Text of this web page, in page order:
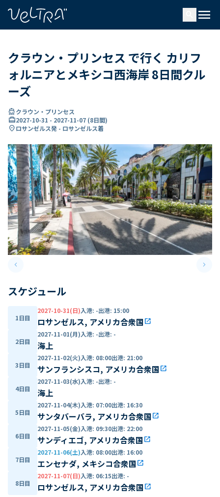
menu
クラウン・プリンセス で行く カリフ
ォルニアとメキシコ西海岸 8日間クル
ーズ
directions_boatクラウン・プリンセス
card_travel2027-10-31 - 2027-11-07 (8日間)
location_onロサンゼルス発 - ロサンゼルス着
keyboard_arrow_leftPrevious slide keyboard_arrow_right
スケジュール
1日目
2027-10-31(日)入港: -出港: 15:00
ロサンゼルス, アメリカ合衆国open_in_new
2日目
2027-11-01(月)入港: -出港: -
海上
3日目
2027-11-02(火)入港: 08:00出港: 21:00
サンフランシスコ, アメリカ合衆国open_in_new
4日目
2027-11-03(水)入港: -出港: -
海上
5日目
2027-11-04(木)入港: 07:00出港: 16:30
サンタバーバラ, アメリカ合衆国open_in_new
6日目
2027-11-05(金)入港: 09:30出港: 22:00
サンディエゴ, アメリカ合衆国open_in_new
7日目
2027-11-06(土)入港: 08:00出港: 16:00
エンセナダ, メキシコ合衆国open_in_new
8日目
2027-11-07(日)入港: 06:15出港: -
ロサンゼルス, アメリカ合衆国open_in_new